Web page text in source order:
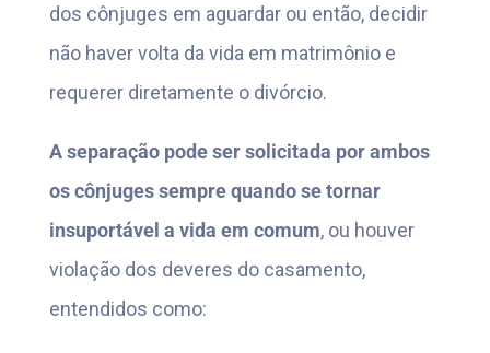
dos cônjuges em aguardar ou então, decidir
não haver volta da vida em matrimônio e
requerer diretamente o divórcio.
A separação pode ser solicitada por ambos
os cônjuges sempre quando se tornar
insuportável a vida em comum, ou houver
violação dos deveres do casamento,
entendidos como: